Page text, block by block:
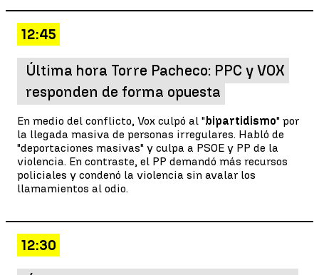
12:45
Última hora Torre Pacheco: PPC y VOX
responden de forma opuesta
En medio del conflicto, Vox culpó al "bipartidismo" por
la llegada masiva de personas irregulares. Habló de
"deportaciones masivas" y culpa a PSOE y PP de la
violencia. En contraste, el PP demandó más recursos
policiales y condenó la violencia sin avalar los
llamamientos al odio.
12:30